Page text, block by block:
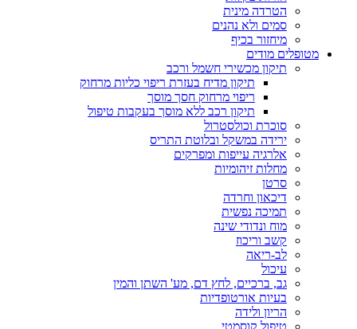
הטרדה מינית
סמים ולא נהנים
מיחזור בכיף
מטופלים מודים
תיקון מכשירי חשמל ורכב
תיקון מדיח בעזרת ריפוי כליות מרחוק
ריפוי מרחוק חסך מוסך
תיקון רכב ללא מוסך בעקבות טיפול
סוכרת וכולסטרול
ירידה במשקל ובלוטת התריס
אלרגיה עייפות ומפרקים
מחלות זיהומיות
סרטן
דיכאון וחרדה
תמיכה נפשית
מוח ונדודי שינה
קשב וריכוז
לב-ריאה
עיכול
גב, ברכיים, לחץ דם, מע' השתן והמין
בעיות אורטופדיות
הריון ולידה
טיפול קוסמטי